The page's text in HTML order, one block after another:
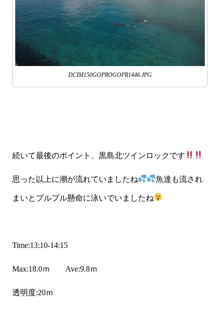
DCIM150GOPROGOPR1446.JPG
続いて最後のポイント、黒島北ツインロックです
思った以上に潮が流れていましたね 魚達も流され
まいとプルプル懸命に泳いでいましたね
Time:13:10-14:15
Max:18.0ｍ Ave:9.8ｍ
透明度:20ｍ